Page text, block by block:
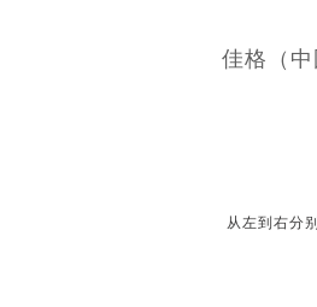
佳格（
从左到右分